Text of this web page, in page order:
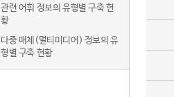
관련 어휘 정보의 유형별 구축 현
황
다중 매체(멀티미디어) 정보의 유
형별 구축 현황